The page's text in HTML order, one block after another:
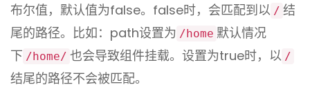
布尔值，默认值为false。false时，会匹配到以 / 结
尾的路径。比如：path设置为 /home 默认情况
下 /home/ 也会导致组件挂载。设置为true时，以 /
结尾的路径不会被匹配。